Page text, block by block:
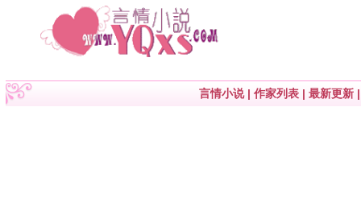
言情小说| 作家列表 | 最新更新